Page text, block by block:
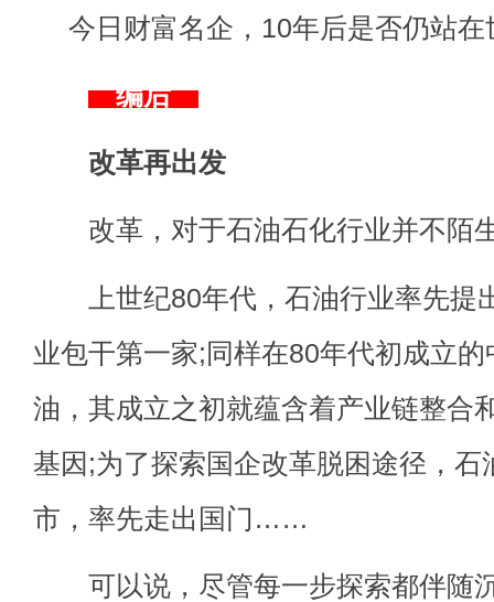
今日财富名企，10年后是否仍站
编后
改革再出发
改革，对于石油石化行业并不陌
上世纪80年代，石油行业率先提出
业包干第一家;同样在80年代初成立
油，其成立之初就蕴含着产业链整合
基因;为了探索国企改革脱困途径，
市，率先走出国门……
可以说，尽管每一步探索都伴随